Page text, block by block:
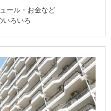
ール・お金など
いろいろ